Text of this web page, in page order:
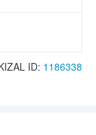
ID: 1186338